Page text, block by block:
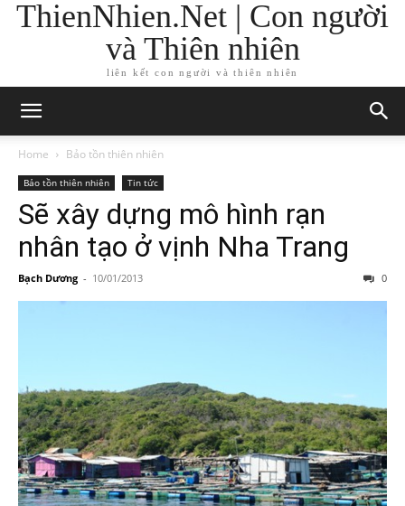
ThienNhien.Net | Con người
và Thiên nhiên
liên kết con người và thiên nhiên
Home Bảo tồn thiên nhiên
Bảo tồn thiên nhiên Tin tức
Sẽ xây dựng mô hình rạn
nhân tạo ở vịnh Nha Trang
Bạch Dương - 10/01/2013 0